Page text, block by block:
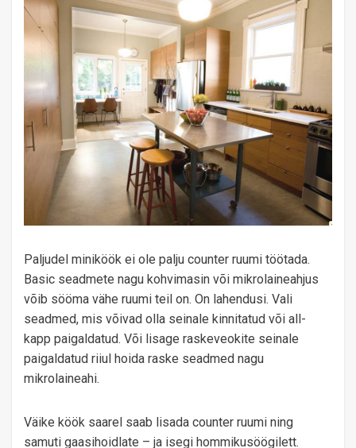
Paljudel miniköök ei ole palju counter ruumi töötada.
Basic seadmete nagu kohvimasin või mikrolaineahjus
võib sööma vähe ruumi teil on. On lahendusi. Vali
seadmed, mis võivad olla seinale kinnitatud või all-
kapp paigaldatud. Või lisage raskeveokite seinale
paigaldatud riiul hoida raske seadmed nagu
mikrolaineahi.
Väike köök saarel saab lisada counter ruumi ning
samuti gaasihoidlate – ja isegi hommikusöögilett.